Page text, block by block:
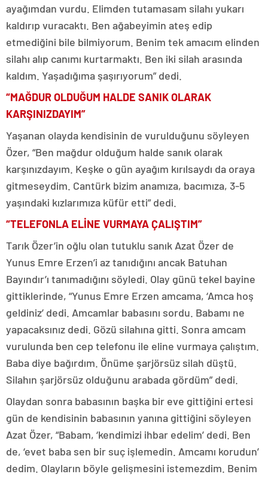
ayağımdan vurdu. Elimden tutamasam silahı yukarı
kaldırıp vuracaktı. Ben ağabeyimin ateş edip
etmediğini bile bilmiyorum. Benim tek amacım elinden
silahı alıp canımı kurtarmaktı. Ben iki silah arasında
kaldım. Yaşadığıma şaşırıyorum” dedi.
“MAĞDUR OLDUĞUM HALDE SANIK OLARAK
KARŞINIZDAYIM”
Yaşanan olayda kendisinin de vurulduğunu söyleyen
Özer, “Ben mağdur olduğum halde sanık olarak
karşınızdayım. Keşke o gün ayağım kırılsaydı da oraya
gitmeseydim. Cantürk bizim anamıza, bacımıza, 3-5
yaşındaki kızlarımıza küfür etti” dedi.
“TELEFONLA ELİNE VURMAYA ÇALIŞTIM”
Tarık Özer’in oğlu olan tutuklu sanık Azat Özer de
Yunus Emre Erzen’i az tanıdığını ancak Batuhan
Bayındır’ı tanımadığını söyledi. Olay günü tekel bayine
gittiklerinde, “Yunus Emre Erzen amcama, ‘Amca hoş
geldiniz’ dedi. Amcamlar babasını sordu. Babamı ne
yapacaksınız dedi. Gözü silahına gitti. Sonra amcam
vurulunda ben cep telefonu ile eline vurmaya çalıştım.
Baba diye bağırdım. Önüme şarjörsüz silah düştü.
Silahın şarjörsüz olduğunu arabada gördüm” dedi.
Olaydan sonra babasının başka bir eve gittiğini ertesi
gün de kendisinin babasının yanına gittiğini söyleyen
Azat Özer, “Babam, ‘kendimizi ihbar edelim’ dedi. Ben
de, ‘evet baba sen bir suç işlemedin. Amcamı korudun’
dedim. Olayların böyle gelişmesini istemezdim. Benim